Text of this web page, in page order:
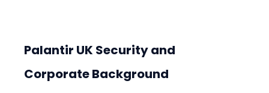
Palantir UK Security and
Corporate Background